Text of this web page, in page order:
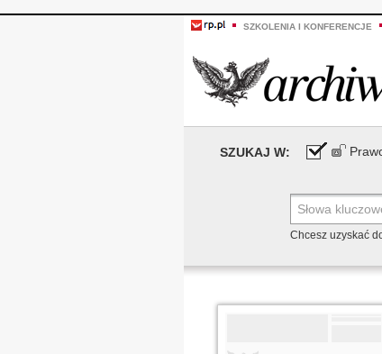
SZKOLENIA I KONFERENCJE
SZUKAJ W:
Chcesz uzyskać